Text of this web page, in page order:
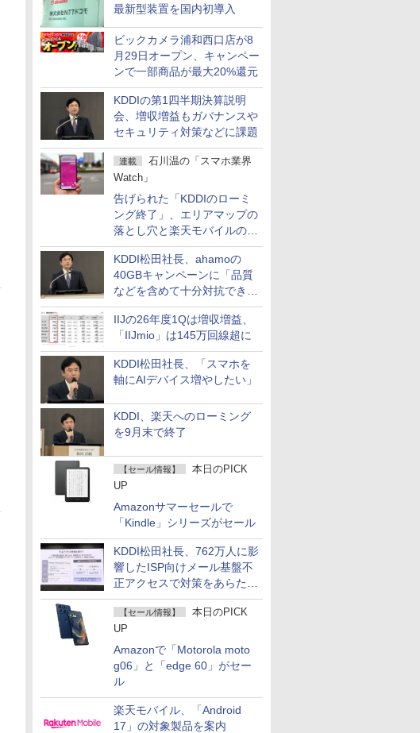
最新型装置を国内初導入
ビックカメラ浦和西口店が8
月29日オープン、キャンペー
ンで一部商品が最大20%還元
KDDIの第1四半期決算説明
会、増収増益もガバナンスや
セキュリティ対策などに課題
連載
石川温の「スマホ業界
Watch」
告げられた「KDDIのローミ
ング終了」、エリアマップの
落とし穴と楽天モバイルの課
題
KDDI松田社長、ahamoの
40GBキャンペーンに「品質
などを含めて十分対抗でき
る」
IIJの26年度1Qは増収増益、
「IIJmio」は145万回線超に
KDDI松田社長、「スマホを
軸にAIデバイス増やしたい」
KDDI、楽天へのローミング
を9月末で終了
【セール情報】
本日のPICK
UP
Amazonサマーセールで
「Kindle」シリーズがセール
KDDI松田社長、762万人に影
響したISP向けメール基盤不
正アクセスで対策をあらため
て説明
【セール情報】
本日のPICK
UP
Amazonで「Motorola moto
g06」と「edge 60」がセー
ル
楽天モバイル、「Android
17」の対象製品を案内